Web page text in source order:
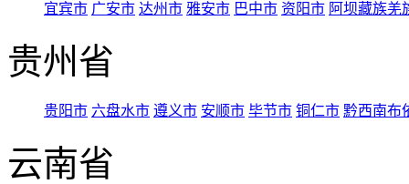
宜宾市 广安市 达州市 雅安市 巴中市 资阳市 阿坝藏族羌
贵州省
贵阳市 六盘水市 遵义市 安顺市 毕节市 铜仁市 黔西南布
云南省